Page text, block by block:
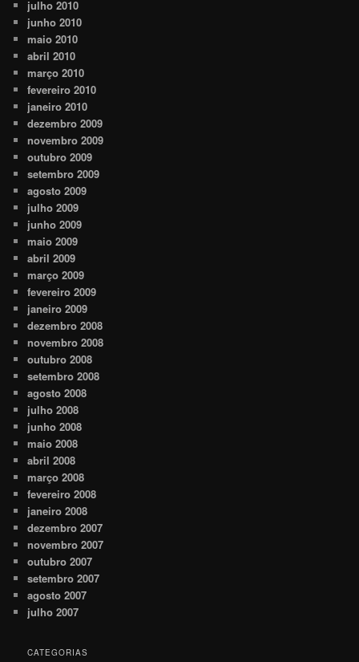
julho 2010
junho 2010
maio 2010
abril 2010
março 2010
fevereiro 2010
janeiro 2010
dezembro 2009
novembro 2009
outubro 2009
setembro 2009
agosto 2009
julho 2009
junho 2009
maio 2009
abril 2009
março 2009
fevereiro 2009
janeiro 2009
dezembro 2008
novembro 2008
outubro 2008
setembro 2008
agosto 2008
julho 2008
junho 2008
maio 2008
abril 2008
março 2008
fevereiro 2008
janeiro 2008
dezembro 2007
novembro 2007
outubro 2007
setembro 2007
agosto 2007
julho 2007
CATEGORIAS